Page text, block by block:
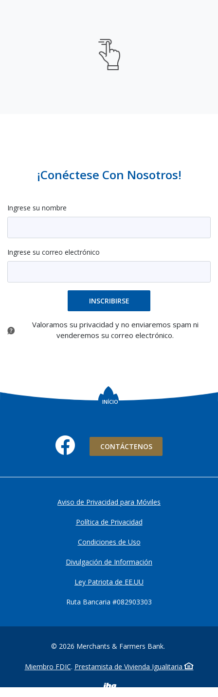
¡Conéctese Con Nosotros!
Ingrese su nombre
Ingrese su correo electrónico
INSCRIBIRSE
Valoramos su privacidad y no enviaremos spam ni
venderemos su correo electrónico.
INÍCIO
Facebook
CONTÁCTENOS
Aviso de Privacidad para Móviles
Política de Privacidad
Condiciones de Uso
Divulgación de Información
Ley Patriota de EE.UU
Ruta Bancaria #082903303
© 2026 Merchants & Farmers Bank.
Miembro FDIC. Prestamista de Vivienda Igualitaria
Created by Banno